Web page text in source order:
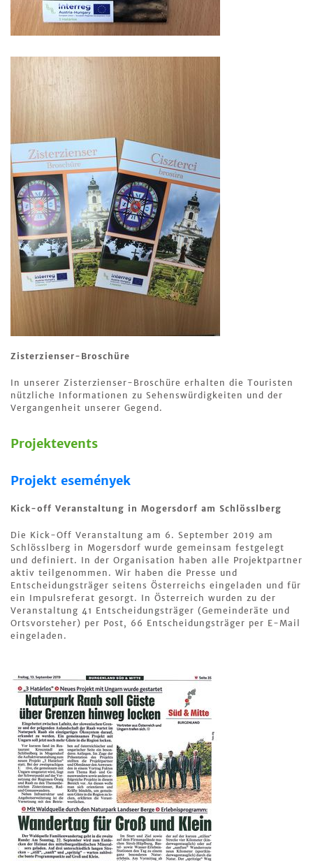
Zisterzienser-Broschüre
In unserer Zisterzienser-Broschüre erhalten die Touristen
nützliche Informationen zu Sehenswürdigkeiten und der
Vergangenheit unserer Gegend.
Projektevents
Projekt események
Kick-off Veranstaltung in Mogersdorf am Schlösslberg
Die Kick-Off Veranstaltung am 6. September 2019 am
Schlösslberg in Mogersdorf wurde gemeinsam festgelegt
und definiert. In der Organisation haben alle Projektpartner
aktiv teilgenommen. Wir haben die Presse und
Entscheidungsträger seitens Österreichs eingeladen und für
ein Impulsreferat gesorgt. In Österreich wurden zu der
Veranstaltung 41 Entscheidungsträger (Gemeinderäte und
Ortsvorsteher) per Post, 66 Entscheidungsträger per E-Mail
eingeladen.